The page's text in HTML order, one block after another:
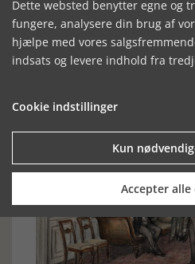
blodforgiftning. Han døde nogle
Dette websted benytter egne og
fungere, analysere din brug af
hjælpe med vores
indsats og levere indhold fra
Cookie indstillinger
Kun
Accepter alle